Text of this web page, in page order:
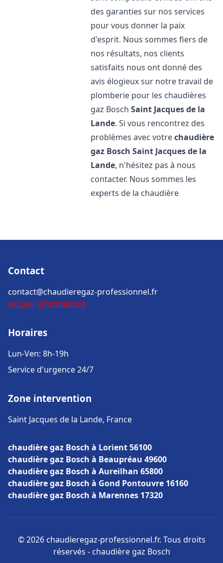
des garanties sur nos services
pour vous donner la paix
d'esprit. Nous sommes fiers de
nos résultats, nos clients
satisfaits nous ont donné des
avis élogieux sur notre travail de
plomberie pour les chaudières
gaz BoschSaint Jacques de la
Lande. Si vous rencontrez des
problèmes avec votrechaudière
gaz Bosch Saint Jacques de la
Lande, n'hésitez pas à nous
contacter. Nous sommes les
experts de la chaudière
Contact
contact@chaudieregaz-professionnel.fr
Accueil Informations
Horaires
Lun-Ven: 8h-19h
Service d'urgence 24/7
Zone intervention
Saint Jacques de la Lande, France
chaudière gaz Bosch à Lorient 56100
chaudière gaz Bosch à Beaupréau 49600
chaudière gaz Bosch à Aureilhan 65800
chaudière gaz Bosch à Gond Pontouvre 16160
chaudière gaz Bosch à Marennes 17320
© 2026 chaudieregaz-professionnel.fr. Tous droits
réservés - chaudière gaz Bosch